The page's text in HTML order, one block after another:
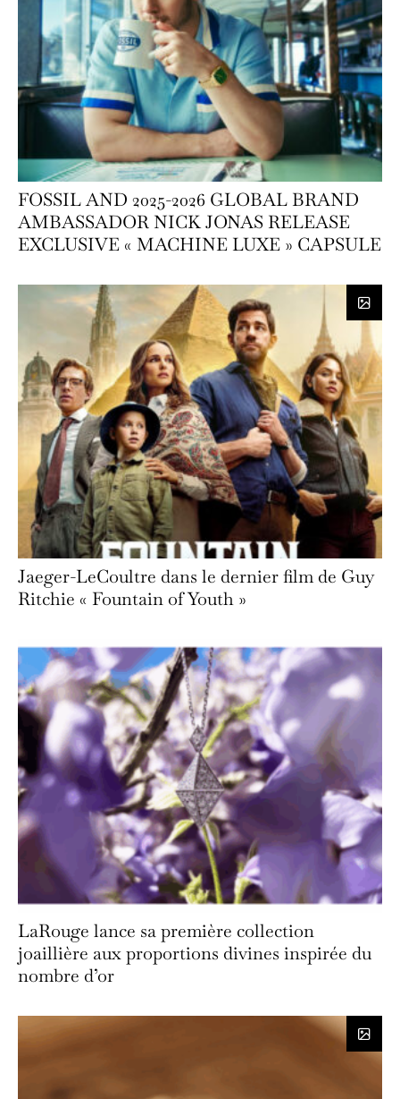
FOSSIL AND 2025-2026 GLOBAL BRAND
AMBASSADOR NICK JONAS RELEASE
EXCLUSIVE « MACHINE LUXE » CAPSULE
Jaeger-LeCoultre dans le dernier film de Guy
Ritchie « Fountain of Youth »
LaRouge lance sa première collection
joaillière aux proportions divines inspirée du
nombre d’or